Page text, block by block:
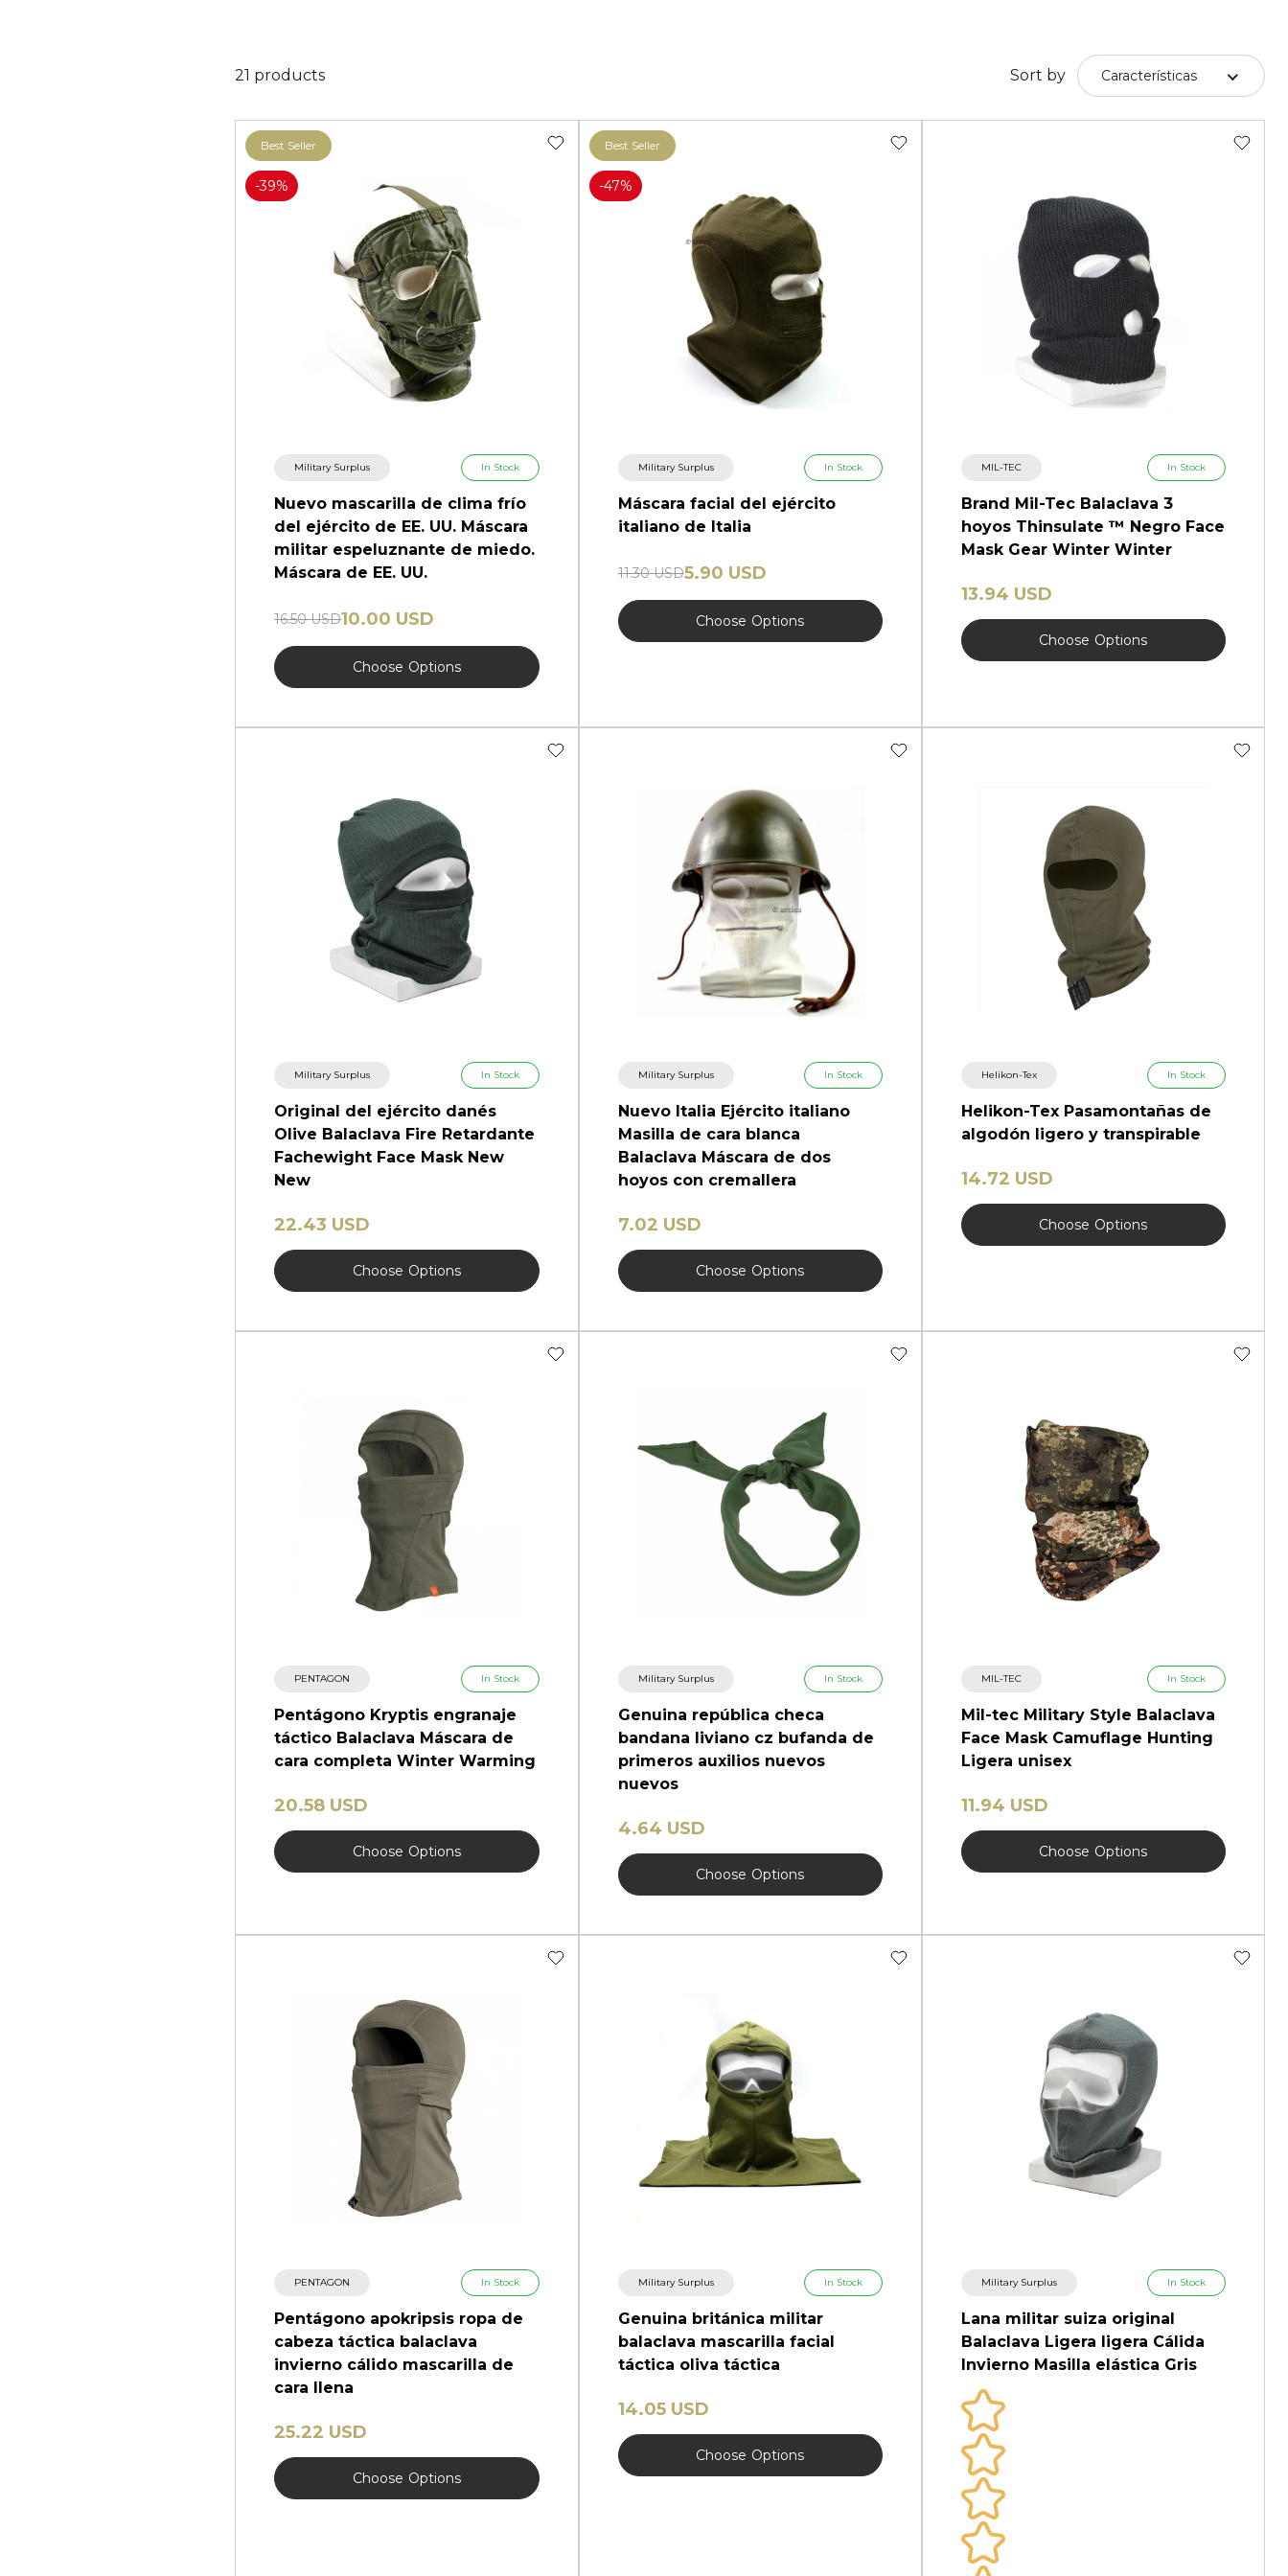
M2018 M2021
VZ85 Alphine Schneetarn
Daguet Punto de guisante Tropentarn Desierto DPM
21 products Sort by Características
Best Seller
-39%
Military Surplus In Stock
Nuevo mascarilla de clima frío
del ejército de EE. UU. Máscara
militar espeluznante de miedo.
Máscara de EE. UU.
16.50 USD10.00 USD
Choose Options
Best Seller
-47%
Military Surplus In Stock
Máscara facial del ejército
italiano de Italia
11.30 USD5.90 USD
Choose Options
MIL-TEC In Stock
Brand Mil-Tec Balaclava 3
hoyos Thinsulate ™ Negro Face
Mask Gear Winter Winter
13.94 USD
Choose Options
Military Surplus In Stock
Original del ejército danés
Olive Balaclava Fire Retardante
Fachewight Face Mask New
New
22.43 USD
Choose Options
Military Surplus In Stock
Nuevo Italia Ejército italiano
Masilla de cara blanca
Balaclava Máscara de dos
hoyos con cremallera
7.02 USD
Choose Options
Helikon-Tex In Stock
Helikon-Tex Pasamontañas de
algodón ligero y transpirable
14.72 USD
Choose Options
PENTAGON In Stock
Pentágono Kryptis engranaje
táctico Balaclava Máscara de
cara completa Winter Warming
20.58 USD
Choose Options
Military Surplus In Stock
Genuina república checa
bandana liviano cz bufanda de
primeros auxilios nuevos
nuevos
4.64 USD
Choose Options
MIL-TEC In Stock
Mil-tec Military Style Balaclava
Face Mask Camuflage Hunting
Ligera unisex
11.94 USD
Choose Options
PENTAGON In Stock
Pentágono apokripsis ropa de
cabeza táctica balaclava
invierno cálido mascarilla de
cara llena
25.22 USD
Choose Options
Military Surplus In Stock
Genuina británica militar
balaclava mascarilla facial
táctica oliva táctica
14.05 USD
Choose Options
Military Surplus In Stock
Lana militar suiza original
Balaclava Ligera ligera Cálida
Invierno Masilla elástica Gris